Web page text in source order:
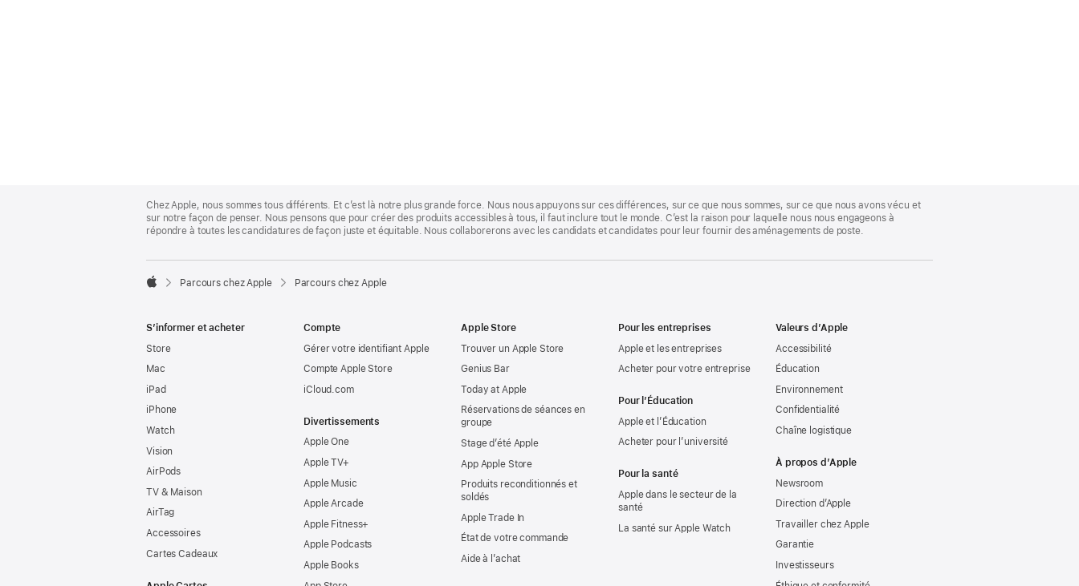
Footer
Chez Apple, nous sommes tous différents. Et c’est là notre plus grande force. Nous nous appuyons sur ces différences, sur ce que nous sommes, sur ce que nous avons vécu et
sur notre façon de penser. Nous pensons que pour créer des produits accessibles à tous, il faut inclure tout le monde. C’est la raison pour laquelle nous nous engageons à
répondre à toutes les candidatures de façon juste et équitable. Nous collaborerons avec les candidats et candidates pour leur fournir des aménagements de poste.

Parcours chez Apple Parcours chez Apple
S’informer et acheter
Store
Mac
iPad
iPhone
Watch
Vision
AirPods
TV & Maison
AirTag
Accessoires
Cartes Cadeaux
Compte
Gérer votre identifiant Apple
Compte Apple Store
iCloud.com
Divertissements
Apple One
Apple TV+
Apple Music
Apple Arcade
Apple Fitness+
Apple Podcasts
Apple Books
Apple Store
Trouver un Apple Store
Genius Bar
Today at Apple
Réservations de séances en
groupe
Stage d’été Apple
App Apple Store
Produits reconditionnés et
soldés
Apple Trade In
État de votre commande
Aide à l’achat
Pour les entreprises
Apple et les entreprises
Acheter pour votre entreprise
Pour l’Éducation
Apple et l’Éducation
Acheter pour l’université
Pour la santé
Apple dans le secteur de la
santé
La santé sur Apple Watch
Valeurs d’Apple
Accessibilité
Éducation
Environnement
Confidentialité
Chaîne logistique
À propos d’Apple
Newsroom
Direction d’Apple
Travailler chez Apple
Garantie
Investisseurs